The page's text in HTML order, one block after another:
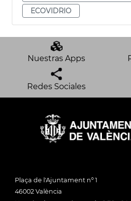
ECOVIDRIO
Nuestras Apps
Redes Sociales
Plaça de l'Ajuntament nº 1
46002 València